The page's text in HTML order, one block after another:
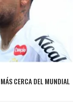
CERCA DEL MUNDIAL